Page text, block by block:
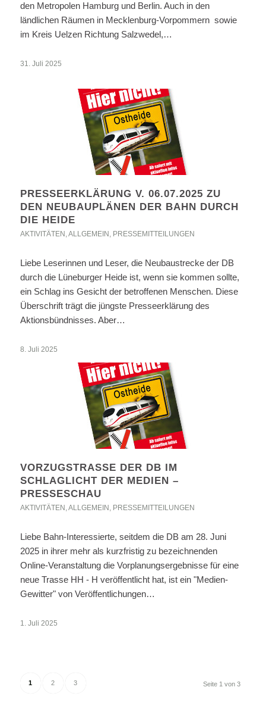
den Metropolen Hamburg und Berlin. Auch in den
ländlichen Räumen in Mecklenburg-Vorpommern sowie
im Kreis Uelzen Richtung Salzwedel,…
31. Juli 2025
PRESSEERKLÄRUNG V. 06.07.2025 ZU
DEN NEUBAUPLÄNEN DER BAHN DURCH
DIE HEIDE
AKTIVITÄTEN ,ALLGEMEIN , PRESSEMITTEILUNGEN
Liebe Leserinnen und Leser, die Neubaustrecke der DB
durch die Lüneburger Heide ist, wenn sie kommen sollte,
ein Schlag ins Gesicht der betroffenen Menschen. Diese
Überschrift trägt die jüngste Presseerklärung des
Aktionsbündnisses. Aber…
8. Juli 2025
VORZUGSTRASSE DER DB IM
SCHLAGLICHT DER MEDIEN –
PRESSESCHAU
AKTIVITÄTEN ,ALLGEMEIN , PRESSEMITTEILUNGEN
Liebe Bahn-Interessierte, seitdem die DB am 28. Juni
2025 in ihrer mehr als kurzfristig zu bezeichnenden
Online-Veranstaltung die Vorplanungsergebnisse für eine
neue Trasse HH - H veröffentlicht hat, ist ein "Medien-
Gewitter" von Veröffentlichungen…
1. Juli 2025
Seite 1 von 3
1 2 3